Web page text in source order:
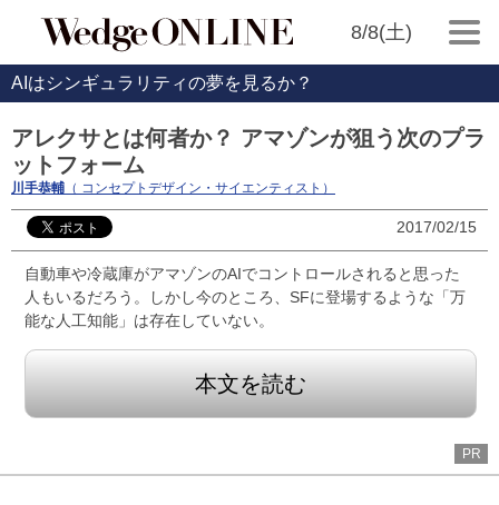
8/8(土)
AIはシンギュラリティの夢を見るか？
アレクサとは何者か？ アマゾンが狙う次のプラ
ットフォーム
川手恭輔 （ コンセプトデザイン・サイエンティスト）
2017/02/15
自動車や冷蔵庫がアマゾンのAIでコントロールされると思った
人もいるだろう。しかし今のところ、SFに登場するような「万
能な人工知能」は存在していない。
本文を読む
PR